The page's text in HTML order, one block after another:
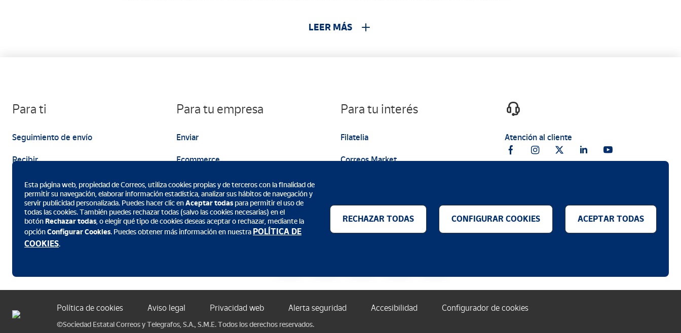
La Reserva ofrece diversas actividades ecoturísticas, como senderismo, observación de aves y recorridos educativos, que
permiten a los visitantes disfrutar y aprender sobre este valioso entorno.
El sello recoge una bella imagen de una de las impresionantes cascadas que pueden verse, sobre todo, al norte de la isla
de La Palma, ésta concretamente se encuentra en el Bosque de los Tilos, un lugar singular donde el espesor del verde se
LEER MÁS
Para ti
Seguimiento de envío
Recibir
Enviar
Para tu empresa
Enviar
Ecommerce
Marketing
Para tu interés
Filatelia
Correos Market
Atención al cliente
Descarga la App de Correos
Política de cookies Aviso legal Privacidad web Alerta seguridad Accesibilidad Configurador de cookies
©Sociedad Estatal Correos y Telegrafos, S.A., S.M.E. Todos los derechos reservados.
Esta página web, propiedad de Correos, utiliza cookies propias y de terceros con la finalidad de
permitir su navegación, elaborar información estadística, analizar sus hábitos de navegación y
servir publicidad personalizada. Puedes hacer clic enAceptar todas para permitir el uso de
todas las cookies. También puedes rechazar todas (salvo las cookies necesarias) en el
botón Rechazar todas, o elegir qué tipo de cookies deseas aceptar o rechazar, mediante la
opciónConfigurar Cookies. Puedes obtener más información en nuestra POLÍTICA DE
COOKIES.
RECHAZAR TODAS CONFIGURAR COOKIES ACEPTAR TODAS